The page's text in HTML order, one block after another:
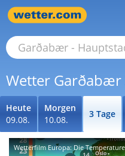
Wetter Garðabær
Heute
09.08.
Morgen
10.08.
3 Tage
Wetterfilm Europa: Die